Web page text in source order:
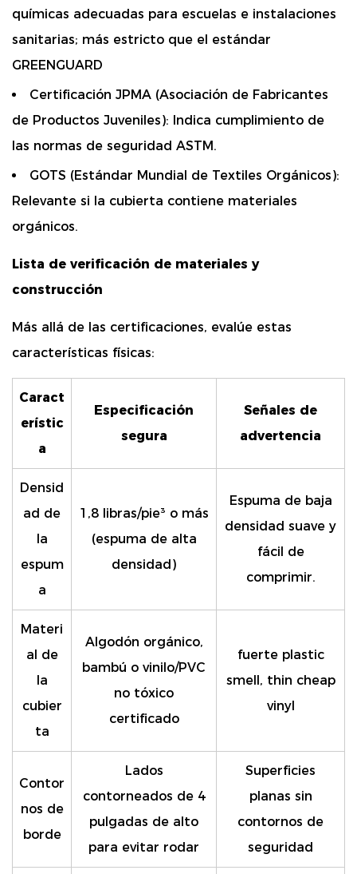
químicas adecuadas para escuelas e instalaciones
sanitarias; más estricto que el estándar
GREENGUARD
Certificación JPMA (Asociación de Fabricantes
de Productos Juveniles): Indica cumplimiento de
las normas de seguridad ASTM.
GOTS (Estándar Mundial de Textiles Orgánicos):
Relevante si la cubierta contiene materiales
orgánicos.
Lista de verificación de materiales y
construcción
Más allá de las certificaciones, evalúe estas
características físicas:
Caract
erístic
a
Especificación
segura
Señales de
advertencia
Densid
ad de
la
espum
a
1,8 libras/pie³ o más
(espuma de alta
densidad)
Espuma de baja
densidad suave y
fácil de
comprimir.
Materi
al de
la
cubier
ta
Algodón orgánico,
bambú o vinilo/PVC
no tóxico
certificado
fuerte plastic
smell, thin cheap
vinyl
Contor
nos de
borde
Lados
contorneados de 4
pulgadas de alto
para evitar rodar
Superficies
planas sin
contornos de
seguridad